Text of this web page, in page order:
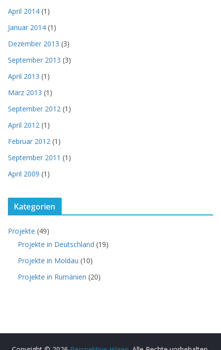
April 2014 (1)
Januar 2014 (1)
Dezember 2013 (3)
September 2013 (3)
April 2013 (1)
März 2013 (1)
September 2012 (1)
April 2012 (1)
Februar 2012 (1)
September 2011 (1)
April 2009 (1)
Kategorien
Projekte (49)
Projekte in Deutschland (19)
Projekte in Moldau (10)
Projekte in Rumänien (20)